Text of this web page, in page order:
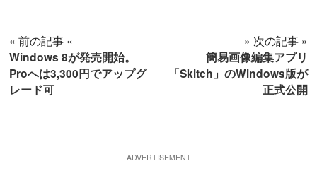
« 前の記事 «
Windows 8が発売開始。
Proへは3,300円でアップグ
レード可
» 次の記事 »
簡易画像編集アプリ
「Skitch」のWindows版が
正式公開